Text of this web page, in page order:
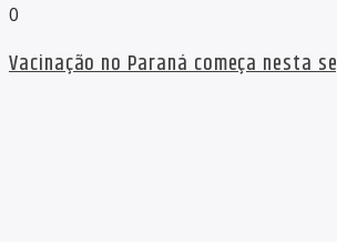
0
Vacinação no Paraná começa nesta